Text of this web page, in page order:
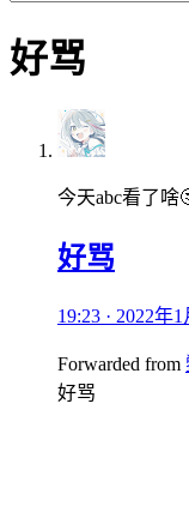
好骂
今天abc看了啥
好骂
19:23 · 2022年
Forwarded from
好骂